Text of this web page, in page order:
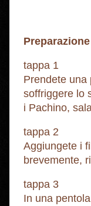
Preparazione
tappa 1
Prendete una
soffriggere lo
i Pachino,
tappa 2
Aggiungete i
brevemente,
tappa 3
In una